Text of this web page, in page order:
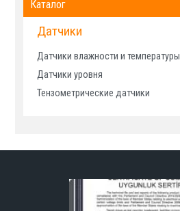
Каталог
Датчики
Датчики влажности и температуры
Датчики уровня
Тензометрические датчики